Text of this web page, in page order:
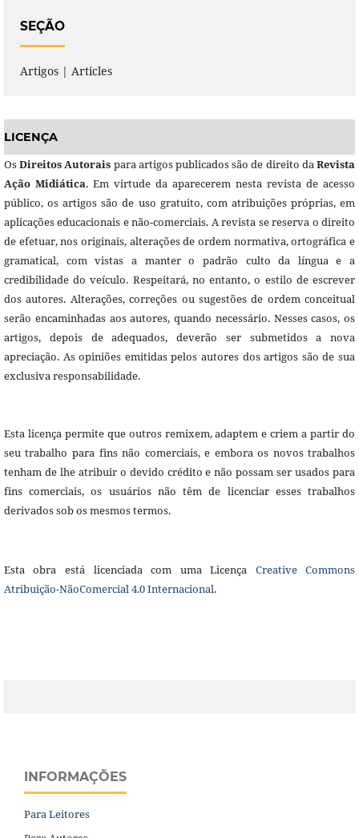
SEÇÃO
Artigos | Articles
LICENÇA
OsDireitos Autorais para artigos publicados são de direito daRevista
Ação Midiática. Em virtude da aparecerem nesta revista de acesso
público, os artigos são de uso gratuito, com atribuições próprias, em
aplicações educacionais e não-comerciais. A revista se reserva o direito
de efetuar, nos originais, alterações de ordem normativa, ortográfica e
gramatical, com vistas a manter o padrão culto da língua e a
credibilidade do veículo. Respeitará, no entanto, o estilo de escrever
dos autores. Alterações, correções ou sugestões de ordem conceitual
serão encaminhadas aos autores, quando necessário. Nesses casos, os
artigos, depois de adequados, deverão ser submetidos a nova
apreciação. As opiniões emitidas pelos autores dos artigos são de sua
exclusiva responsabilidade.
Esta licença permite que outros remixem, adaptem e criem a partir do
seu trabalho para fins não comerciais, e embora os novos trabalhos
tenham de lhe atribuir o devido crédito e não possam ser usados para
fins comerciais, os usuários não têm de licenciar esses trabalhos
derivados sob os mesmos termos.
Esta obra está licenciada com uma Licença Creative Commons
Atribuição-NãoComercial 4.0 Internacional.
INFORMAÇÕES
Para Leitores